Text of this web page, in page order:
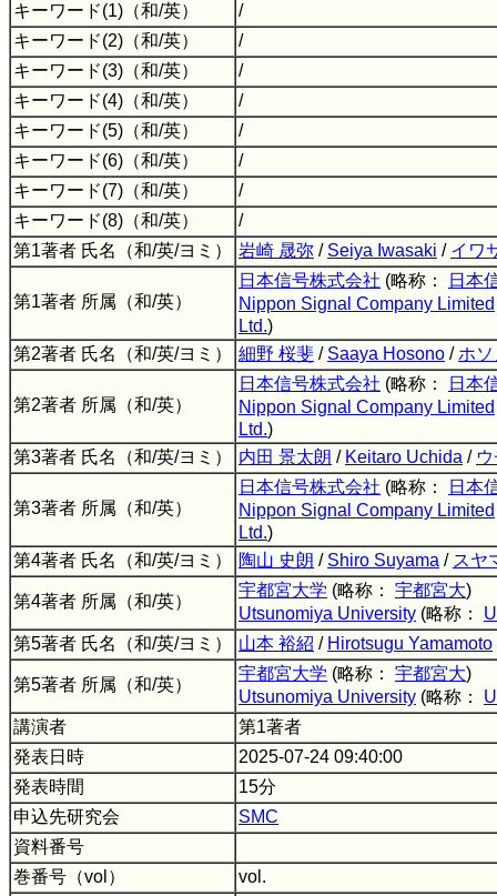
キーワード(1)（和/英）
/
キーワード(2)（和/英）
/
キーワード(3)（和/英）
/
キーワード(4)（和/英）
/
キーワード(5)（和/英）
/
キーワード(6)（和/英）
/
キーワード(7)（和/英）
/
キーワード(8)（和/英）
/
第1著者 氏名（和/英/ヨミ）
岩崎 晟弥 / Seiya Iwasaki / イワ
第1著者 所属（和/英）
日本信号株式会社 (略称：
日本
Nippon Signal Company Limited
Ltd.)
第2著者 氏名（和/英/ヨミ）
細野 桜斐 / Saaya Hosono / ホ
第2著者 所属（和/英）
日本信号株式会社 (略称：
日本
Nippon Signal Company Limited
Ltd.)
第3著者 氏名（和/英/ヨミ）
内田 景太朗 / Keitaro Uchida /
第3著者 所属（和/英）
日本信号株式会社 (略称：
日本
Nippon Signal Company Limited
Ltd.)
第4著者 氏名（和/英/ヨミ）
陶山 史朗 / Shiro Suyama / スヤ
第4著者 所属（和/英）
宇都宮大学 (略称： 宇都宮大)
Utsunomiya University (略称：
第5著者 氏名（和/英/ヨミ）
山本 裕紹 / Hirotsugu Yamamoto
第5著者 所属（和/英）
宇都宮大学 (略称： 宇都宮大)
Utsunomiya University (略称：
講演者
第1著者
発表日時
2025-07-24 09:40:00
発表時間
15分
申込先研究会
SMC
資料番号
巻番号（vol）
vol.